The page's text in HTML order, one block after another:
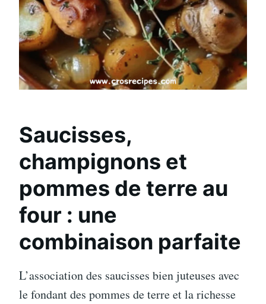
Saucisses,
champignons et
pommes de terre au
four : une
combinaison parfaite
L’association des saucisses bien juteuses avec
le fondant des pommes de terre et la richesse